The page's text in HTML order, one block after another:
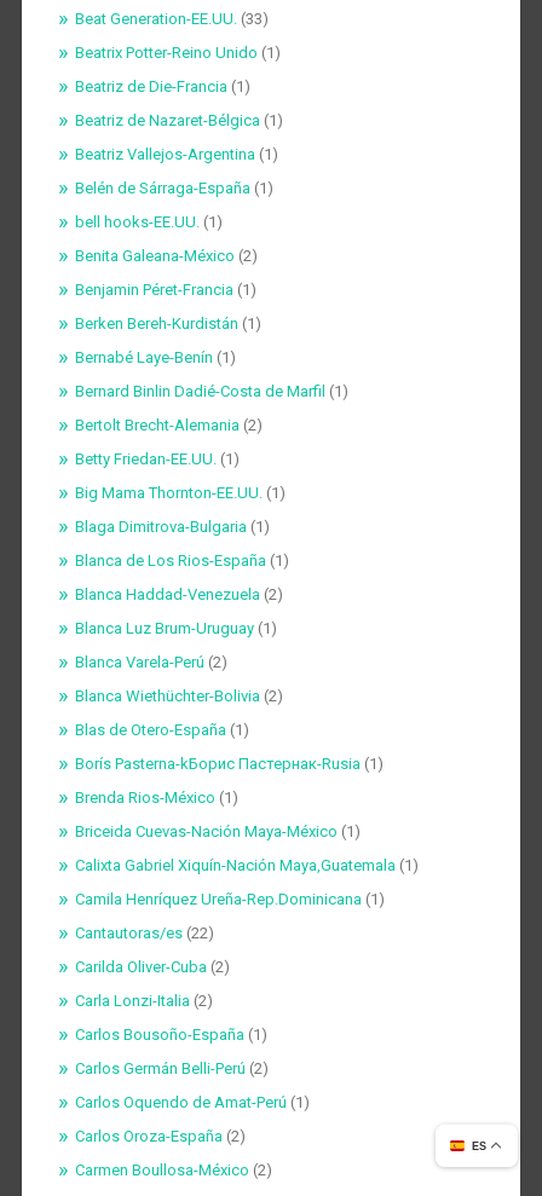
Beat Generation-EE.UU.(33)
Beatrix Potter-Reino Unido (1)
Beatriz de Die-Francia(1)
Beatriz de Nazaret-Bélgica(1)
Beatriz Vallejos-Argentina(1)
Belén de Sárraga-España(1)
bell hooks-EE.UU.(1)
Benita Galeana-México (2)
Benjamin Péret-Francia(1)
Berken Bereh-Kurdistán (1)
Bernabé Laye-Benín (1)
Bernard Binlin Dadié-Costa de Marfil (1)
Bertolt Brecht-Alemania(2)
Betty Friedan-EE.UU.(1)
Big Mama Thornton-EE.UU.(1)
Blaga Dimitrova-Bulgaria(1)
Blanca de Los Rios-España(1)
Blanca Haddad-Venezuela(2)
Blanca Luz Brum-Uruguay(1)
Blanca Varela-Perú (2)
Blanca Wiethüchter-Bolivia(2)
Blas de Otero-España(1)
Borís Pasterna-kБорис Пастернак-Rusia(1)
Brenda Rios-México (1)
Briceida Cuevas-Nación Maya-México (1)
Calixta Gabriel Xiquín-Nación Maya,Guatemala(1)
Camila Henríquez Ureña-Rep.Dominicana(1)
Cantautoras/es(22)
Carilda Oliver-Cuba(2)
Carla Lonzi-Italia(2)
Carlos Bousoño-España(1)
Carlos Germán Belli-Perú (2)
Carlos Oquendo de Amat-Perú (1)
Carlos Oroza-España(2)
Carmen Boullosa-México (2)
ES